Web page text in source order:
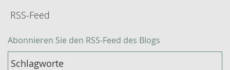
RSS-Feed
Abonnieren Sie den RSS-Feed des Blogs
Schlagworte